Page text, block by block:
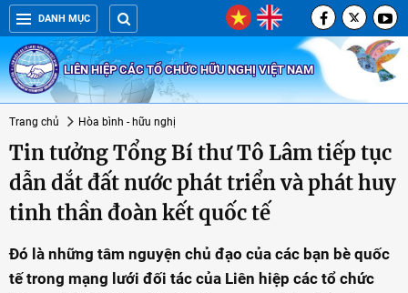
DANH MỤC
LIÊN HIỆP CÁC TỔ CHỨC HỮU NGHỊ VIỆT NAM
Trang chủ Hòa bình - hữu nghị
Tin tưởng Tổng Bí thư Tô Lâm tiếp tục
dẫn dắt đất nước phát triển và phát huy
tinh thần đoàn kết quốc tế
Đó là những tâm nguyện chủ đạo của các bạn bè quốc
tế trong mạng lưới đối tác của Liên hiệp các tổ chức